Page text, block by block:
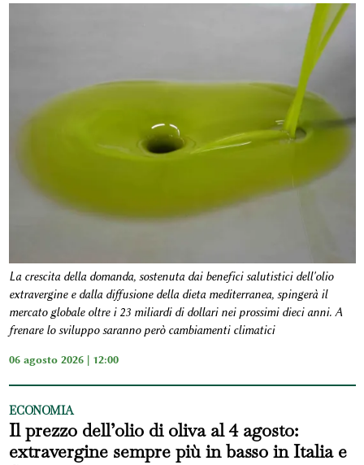
La crescita della domanda, sostenuta dai benefici salutistici dell'olio
extravergine e dalla diffusione della dieta mediterranea, spingerà il
mercato globale oltre i 23 miliardi di dollari nei prossimi dieci anni. A
frenare lo sviluppo saranno però cambiamenti climatici
06 agosto 2026 | 12:00
ECONOMIA
Il prezzo dell’olio di oliva al 4 agosto:
extravergine sempre più in basso in Italia e